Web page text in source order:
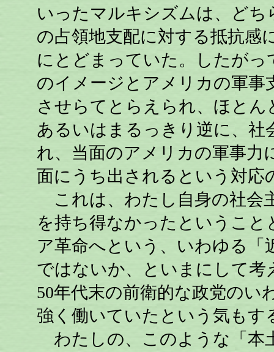
いったマルキシズムは、ど
の占領地支配に対する抵抗感
にとどまっていた。したが
のイメージとアメリカの軍事
させらてとらえられ、ほと
あるいはまるっきり逆に、社
れ、当面のアメリカの軍事力
面にうち出されるという対応
これは、わたし自身の社会
を持ち得なかったというこ
ア革命へという、いわゆる
ではないか、といまにして
50年代末の前衛的な政党のい
強く働いていたという気もす
わたしの、このような「本